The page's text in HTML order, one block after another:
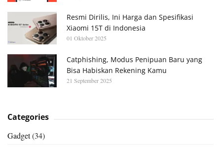
Resmi Dirilis, Ini Harga dan Spesifikasi
Xiaomi 15T di Indonesia
01 Oktober 2025
Catphishing, Modus Penipuan Baru yang
Bisa Habiskan Rekening Kamu
21 September 2025
Categories
Gadget(34)